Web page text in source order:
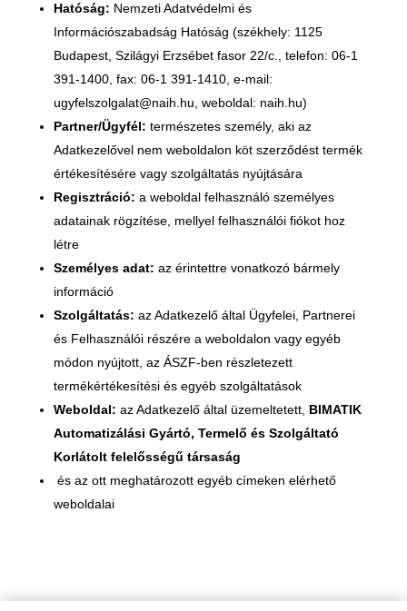
Hatóság: Nemzeti Adatvédelmi és
Információszabadság Hatóság (székhely: 1125
Budapest, Szilágyi Erzsébet fasor 22/c., telefon: 06-1
391-1400, fax: 06-1 391-1410, e-mail:
ugyfelszolgalat@naih.hu, weboldal: naih.hu)
Partner/Ügyfél: természetes személy, aki az
Adatkezelővel nem weboldalon köt szerződést termék
értékesítésére vagy szolgáltatás nyújtására
Regisztráció: a weboldal felhasználó személyes
adatainak rögzítése, mellyel felhasználói fiókot hoz
létre
Személyes adat: az érintettre vonatkozó bármely
információ
Szolgáltatás: az Adatkezelő által Ügyfelei, Partnerei
és Felhasználói részére a weboldalon vagy egyéb
módon nyújtott, az ÁSZF-ben részletezett
termékértékesítési és egyéb szolgáltatások
Weboldal: az Adatkezelő által üzemeltetett, BIMATIK
Automatizálási Gyártó, Termelő és Szolgáltató
Korlátolt felelősségű társaság
és az ott meghatározott egyéb címeken elérhető
weboldalai